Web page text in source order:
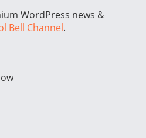
WordPress news &
Bell Channel.